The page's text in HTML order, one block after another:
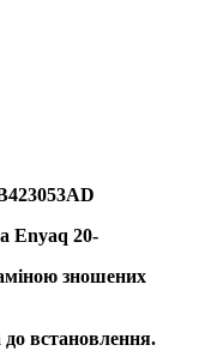
Enyaq 20-
зношених
до встановлення.